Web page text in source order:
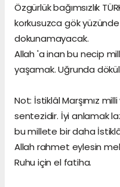
Özgürlük bağımsızlık
korkusuzca gök
dokunamayacak.
Allah 'a inan bu necip
yaşamak. Uğrunda
Not: İstiklâl Marşımız
sentezidir. İyi anlamak
bu millete bir daha
Allah rahmet eylesin
Ruhu için el fatiha.